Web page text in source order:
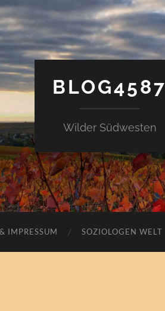
BLOG4587
Wilder Südwesten
IMPRESSUM SOZIOLOGEN WELT